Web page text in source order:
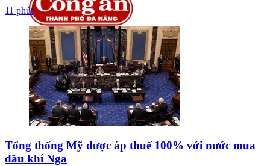
11 phút
Tổng thống Mỹ được áp thuế 100% với nước mua
dầu khí Nga